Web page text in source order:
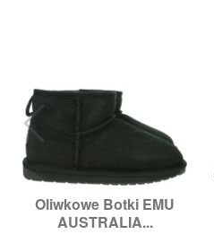
Oliwkowe Botki EMU
AUSTRALIA...